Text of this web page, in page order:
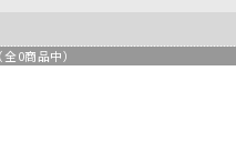
全0商品中）